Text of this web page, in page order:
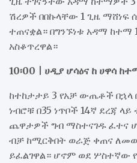
ሽረዎች በበኩላቸው 1 ጊዜ
ተጠናቋል። በግንኙነቱ አዳማ ከተማ
አስቆጥረዋል።
10፡00 | ሀዲያ ሆሳዕና ከ ሀዋሳ
ከተከታታይ 3 የአቻ ውጤቶች በኋላ
ነብሮቹ በ35 ነጥቦች 14ኛ ደረጃ
ጨዋታዎች ግብ ማስተናገዱ ፈተና
ብቻ ከሚርቅበት ወራጅ ቀጠና
ይፈልገዋል። ሆኖም ወደ ሦስተኛው